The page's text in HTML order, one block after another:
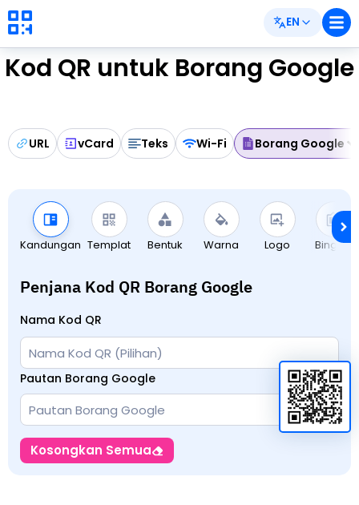
EN
Kod QR untuk Borang Google
URL vCard Teks Wi-Fi Borang Google
Kandungan Templat Bentuk Warna Logo Bingkai
Penjana Kod QR Borang Google
Nama Kod QR
Pautan Borang Google
Kosongkan Semua